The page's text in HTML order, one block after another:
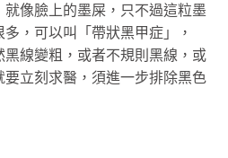
像臉上的墨屎，只不過這粒墨
，可以叫「帶狀黑甲症」，
黑線變粗，或者不規則黑線，或
立刻求醫，須進一步排除黑色